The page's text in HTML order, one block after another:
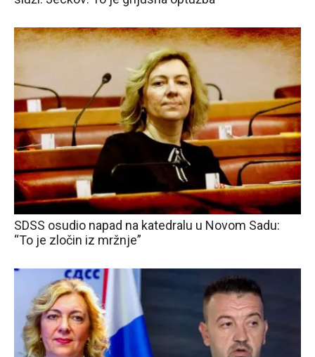
SDSS osudio napad na katedralu u Novom Sadu:
“To je zločin iz mržnje”